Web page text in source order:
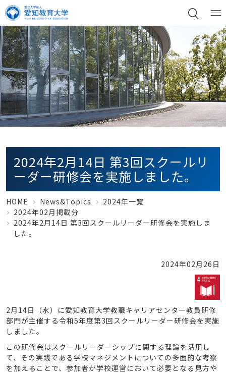
2024年2月14日 第3回スクールリ
ーダー研修会を実施しました。
HOME News&Topics
2024年一覧
2024年02月掲載分
2024年2月14日 第3回スクールリーダー研修会を実施しま
した。
2024年02月26日
2月14日（水）に愛知教育大学教職キャリアセンター教員研修
部門が主催する令和5年度第3回スクールリーダー研修会を実施
しました。
この研修会はスクールリーダーシップに関する理論を活用し
て、その実践である学校マネジメントについての多面的な考察
を加えることで、参加者が学校運営において必要となる見方や